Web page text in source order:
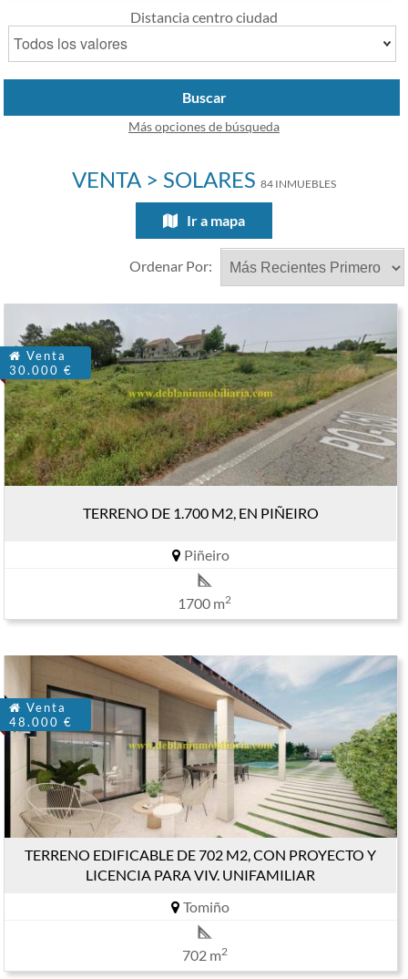
Distancia centro ciudad
Buscar
Más opciones de búsqueda
VENTA > SOLARES 84 INMUEBLES
Ir a mapa
Ordenar Por:
Venta
30.000 €
TERRENO DE 1.700 M2, EN PIÑEIRO
Piñeiro
1700 m2
Venta
48.000 €
TERRENO EDIFICABLE DE 702 M2, CON PROYECTO Y
LICENCIA PARA VIV. UNIFAMILIAR
Tomiño
702 m2